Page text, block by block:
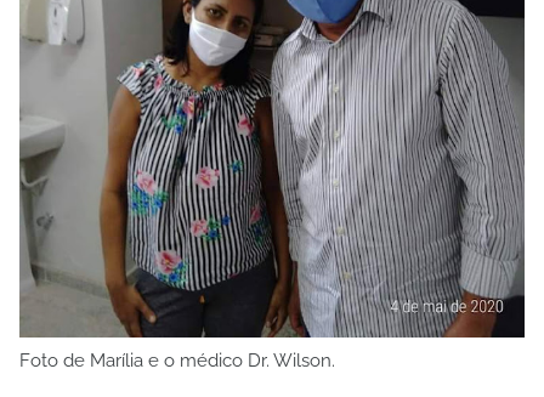
Foto de Marília e o médico Dr. Wilson.